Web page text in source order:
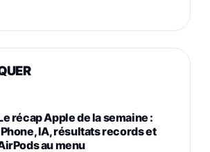
récap Apple de la semaine :
IA, résultats records et
au menu